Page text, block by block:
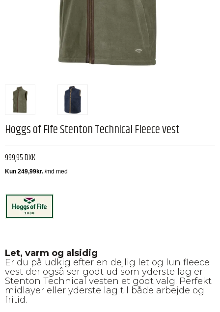
Hoggs of Fife Stenton Technical Fleece vest
999,95 DKK
Let, varm og alsidig
Er du på udkig efter en dejlig let og lun fleece
vest der også ser godt ud som yderste lag er
Stenton Technical vesten et godt valg. Perfekt
midlayer eller yderste lag til både arbejde og
fritid.